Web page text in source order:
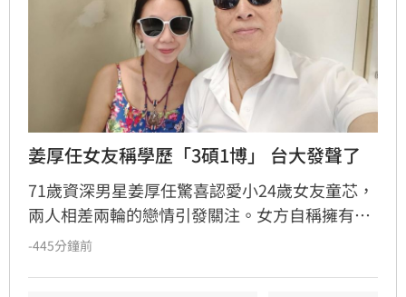
姜厚任女友稱學歷「3碩1博」 台大發聲了
71歲資深男星姜厚任驚喜認愛小24歲女友童芯，
兩人相差兩輪的戀情引發關注。女方自稱擁有台
大「3碩1博」的超狂學歷，並擔任電影公司CEO
-445分鐘前